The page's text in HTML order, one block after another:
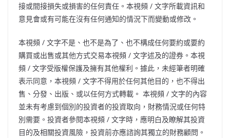
接或間接損失或損害的任何責任。本視頻 / 文字所載資訊和
意見會或有可能在沒有任何通知的情況下而變動或修改。
本視頻 / 文字不是、也不是為了、也不構成任何要約或要約
購買或出售或其他方式交易本視頻 / 文字述及的證券。本視
頻 / 文字受版權保護及擁有其他權利。據此，未經筆者明確
表示同意，本視頻 / 文字不得用於任何其他目的，也不得出
售、分發、出版、或以任何方式轉載。 本視頻 / 文字的內容
並未有考慮到個別的投資者的投資取向，財務情況或任何特
別需要。投資者參閱本視頻 / 文字時，應明白及瞭解其投資
目的及相關投資風險，投資前亦應諮詢其獨立的財務顧問。